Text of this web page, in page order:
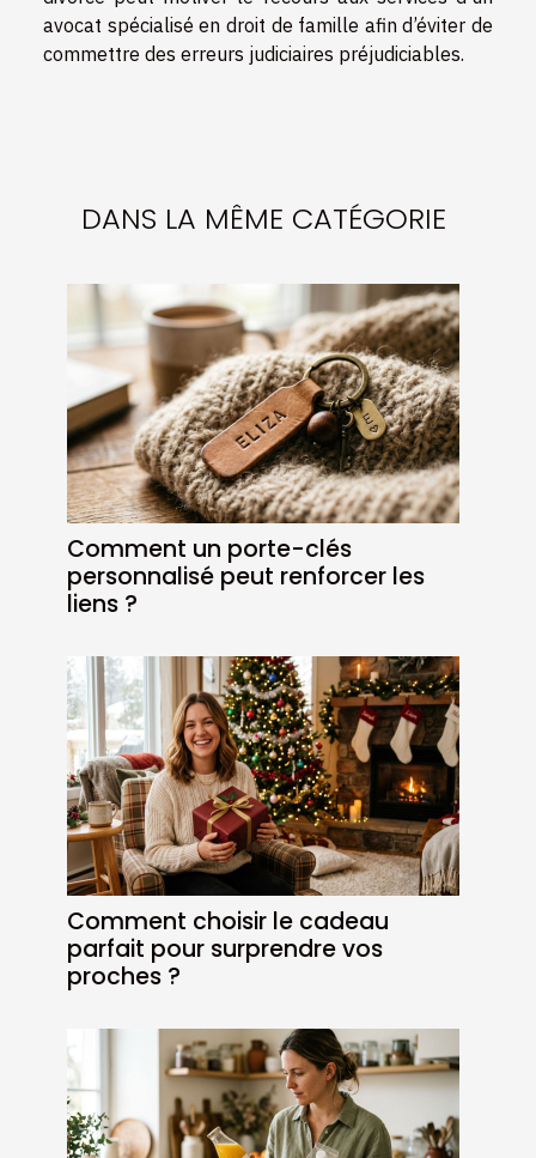
avocat spécialisé en droit de famille afin d’éviter de
commettre des erreurs judiciaires préjudiciables.
DANS LA MÊME CATÉGORIE
Comment un porte-clés
personnalisé peut renforcer les
liens ?
Comment choisir le cadeau
parfait pour surprendre vos
proches ?